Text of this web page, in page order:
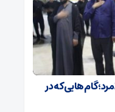
گام‌هایی که در